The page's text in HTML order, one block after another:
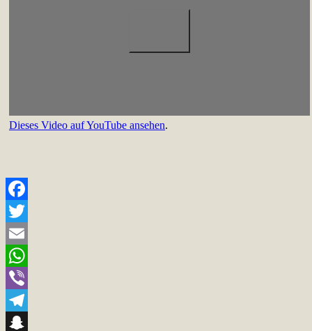
Dieses Video auf YouTube ansehen.
Facebook
Twitter
Email
WhatsApp
Viber
Telegram